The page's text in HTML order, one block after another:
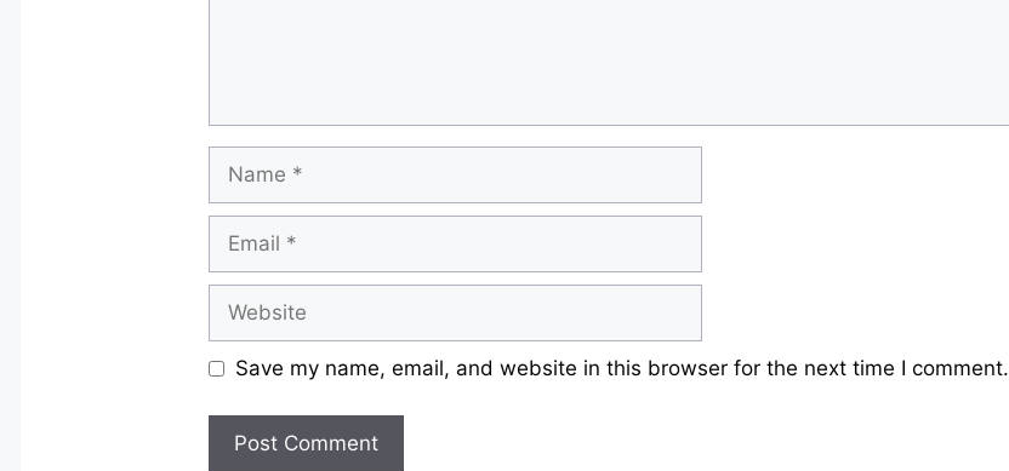
Name
Email
Website
Save my name, email, and website in this browser for the next time I comment.